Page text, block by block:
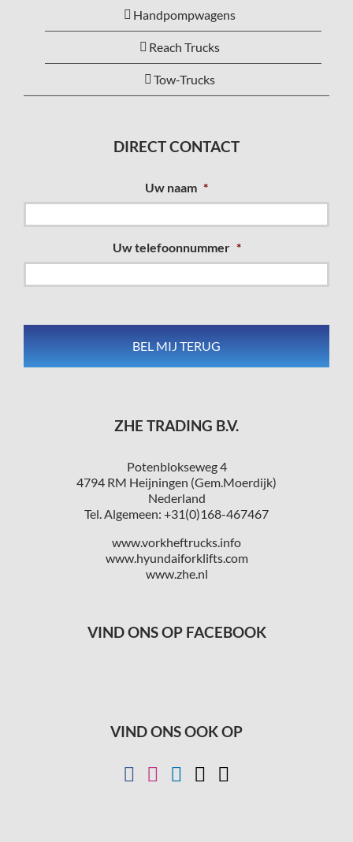
Handpompwagens
Reach Trucks
Tow-Trucks
DIRECT CONTACT
Uw naam *
Uw telefoonnummer *
ZHE TRADING B.V.
Potenblokseweg 4
4794 RM Heijningen (Gem.Moerdijk)
Nederland
Tel. Algemeen: +31(0)168-467467
www.vorkheftrucks.info
www.hyundaiforklifts.com
www.zhe.nl
VIND ONS OP FACEBOOK
VIND ONS OOK OP